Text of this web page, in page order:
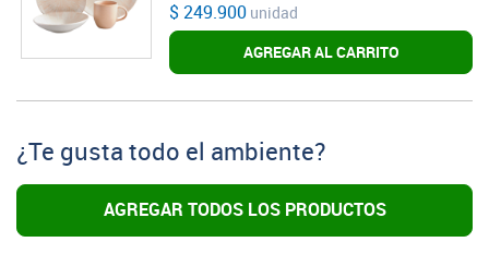
$ 249.900 unidad
AGREGAR AL CARRITO
¿Te gusta todo el ambiente?
AGREGAR TODOS LOS PRODUCTOS